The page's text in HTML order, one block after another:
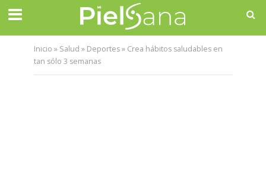
Inicio » Salud » Deportes» Crea hábitos saludables en
tan sólo 3 semanas